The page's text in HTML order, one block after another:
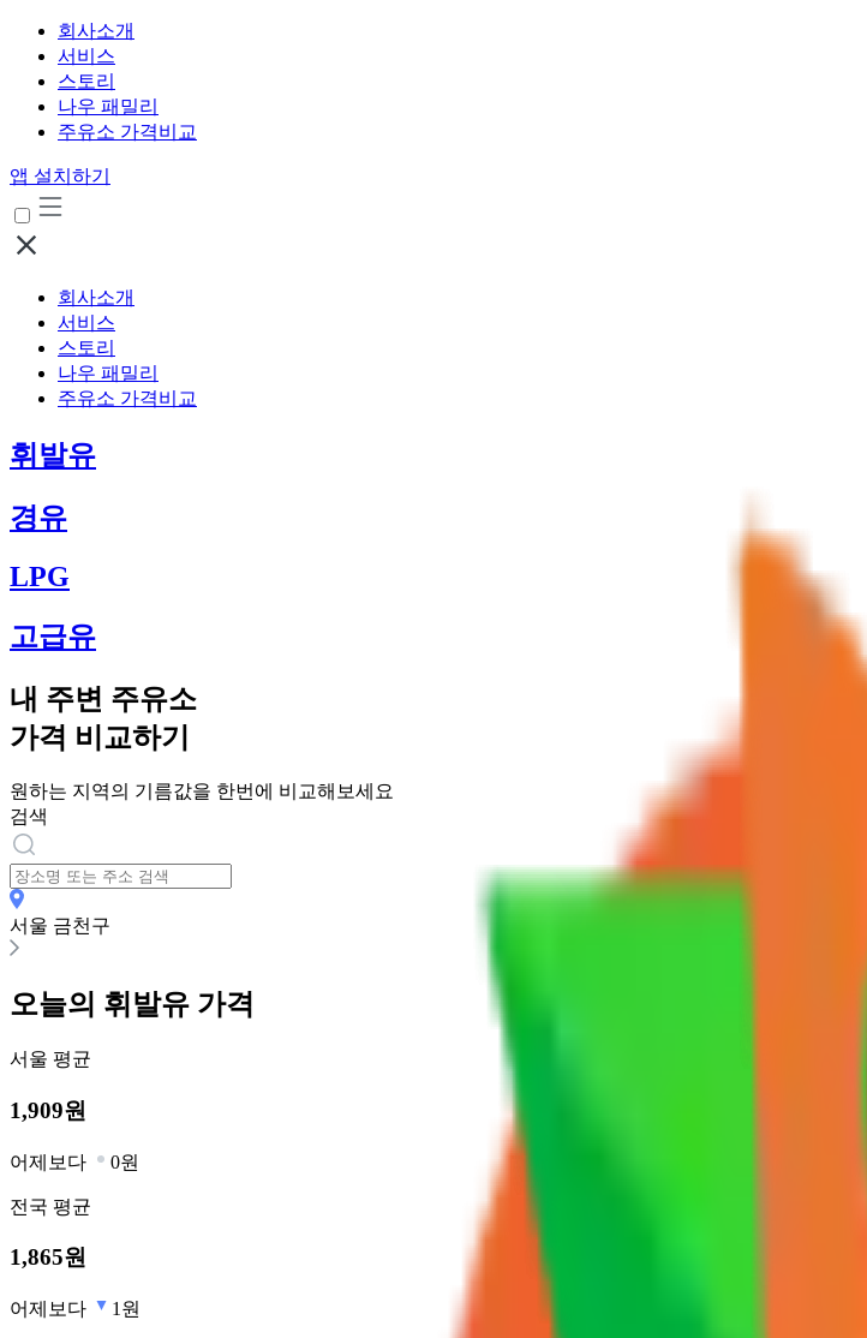
회사소개
서비스
스토리
나우 패밀리
주유소 가격비교
앱 설치하기
회사소개
서비스
스토리
나우 패밀리
주유소 가격비교
휘발유
경유
LPG
고급유
내 주변 주유소
가격 비교하기
원하는 지역의 기름값을 한번에 비교해보세요
검색
서울 금천구
오늘의 휘발유 가격
서울 평균
1,909원
어제보다 0원
전국 평균
1,865원
어제보다 1원